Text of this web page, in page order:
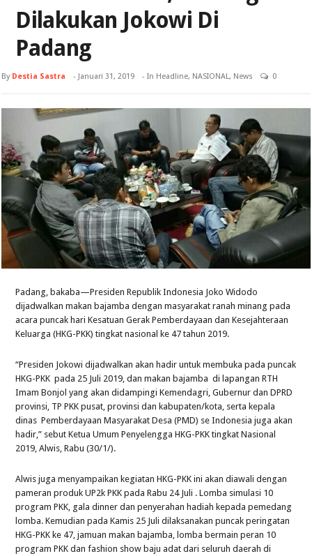
Dilakukan Jokowi Di
Padang
By Destia Sastra - Januari 31, 2019 - In Headline, NASIONAL, News 0
Padang, bakaba—Presiden Republik Indonesia Joko Widodo
dijadwalkan makan bajamba dengan masyarakat ranah minang pada
acara puncak hari Kesatuan Gerak Pemberdayaan dan Kesejahteraan
Keluarga (HKG-PKK) tingkat nasional ke 47 tahun 2019.
“Presiden Jokowi dijadwalkan akan hadir untuk membuka pada puncak
HKG-PKK pada 25 Juli 2019, dan makan bajamba di lapangan RTH
Imam Bonjol yang akan didampingi Kemendagri, Gubernur dan DPRD
provinsi, TP PKK pusat, provinsi dan kabupaten/kota, serta kepala
dinas Pemberdayaan Masyarakat Desa (PMD) se Indonesia juga akan
hadir,” sebut Ketua Umum Penyelengga HKG-PKK tingkat Nasional
2019, Alwis, Rabu (30/1/).
Alwis juga menyampaikan kegiatan HKG-PKK ini akan diawali dengan
pameran produk UP2k PKK pada Rabu 24 Juli . Lomba simulasi 10
program PKK, gala dinner dan penyerahan hadiah kepada pemedang
lomba. Kemudian pada Kamis 25 Juli dilaksanakan puncak peringatan
HKG-PKK ke 47, jamuan makan bajamba, lomba bermain peran 10
program PKK dan fashion show baju adat dari seluruh daerah di